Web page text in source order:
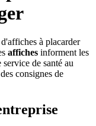
à placarder
affiches informent les
de santé au
consignes de